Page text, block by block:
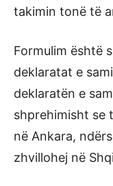
takimin tonë të
Formulim është
deklaratat e
deklaratën e
shprehimisht se
në Ankara,
zhvillohej në